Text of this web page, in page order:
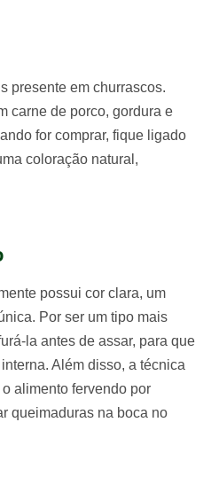
presente em churrascos.
carne de porco, gordura e
for comprar, fique ligado
coloração natural,
possui cor clara, um
Por ser um tipo mais
la antes de assar, para que
Além disso, a técnica
alimento fervendo por
queimaduras na boca no